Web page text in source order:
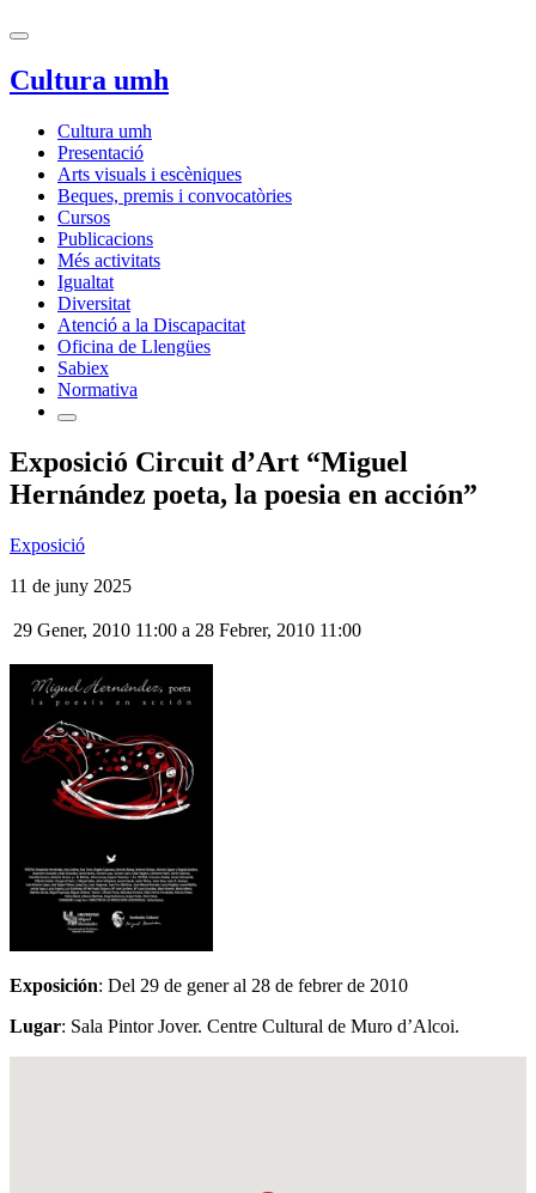
Cultura umh
Cultura umh
Presentació
Arts visuals i escèniques
Beques, premis i convocatòries
Cursos
Publicacions
Més activitats
Igualtat
Diversitat
Atenció a la Discapacitat
Oficina de Llengües
Sabiex
Normativa
Exposició Circuit d’Art “Miguel
Hernández poeta, la poesia en acción”
Exposició
11 de juny 2025
29 Gener, 2010 11:00 a 28 Febrer, 2010 11:00
Exposición: Del 29 de gener al 28 de febrer de 2010
Lugar: Sala Pintor Jover. Centre Cultural de Muro d’Alcoi.